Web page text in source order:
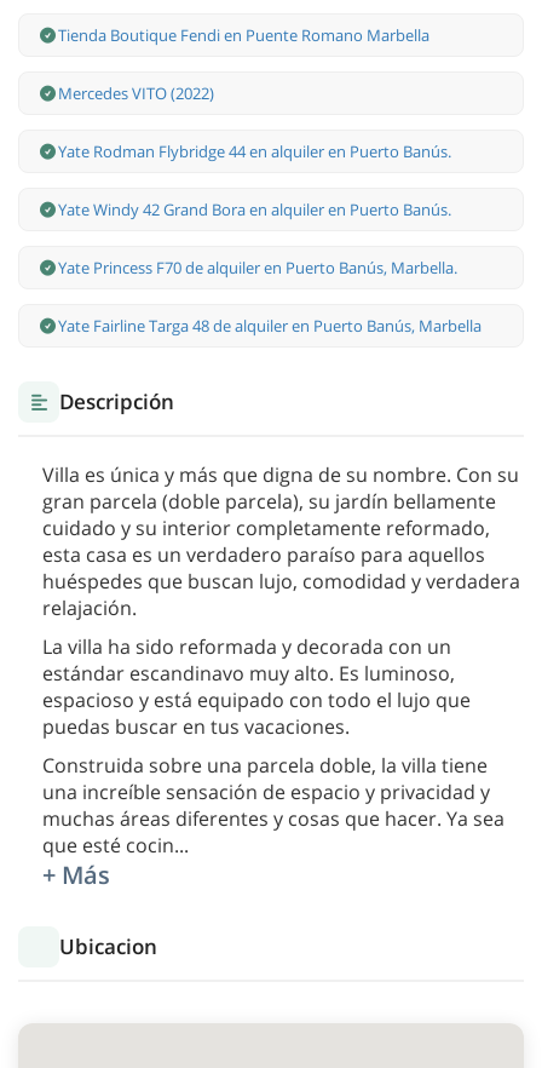
Tienda Boutique Fendi en Puente Romano Marbella
Mercedes VITO (2022)
Yate Rodman Flybridge 44 en alquiler en Puerto Banús.
Yate Windy 42 Grand Bora en alquiler en Puerto Banús.
Yate Princess F70 de alquiler en Puerto Banús, Marbella.
Yate Fairline Targa 48 de alquiler en Puerto Banús, Marbella
Descripción
Villa es única y más que digna de su nombre. Con su
gran parcela (doble parcela), su jardín bellamente
cuidado y su interior completamente reformado,
esta casa es un verdadero paraíso para aquellos
huéspedes que buscan lujo, comodidad y verdadera
relajación.
La villa ha sido reformada y decorada con un
estándar escandinavo muy alto. Es luminoso,
espacioso y está equipado con todo el lujo que
puedas buscar en tus vacaciones.
Construida sobre una parcela doble, la villa tiene
una increíble sensación de espacio y privacidad y
muchas áreas diferentes y cosas que hacer. Ya sea
que esté cocin...
+ Más
Ubicacion